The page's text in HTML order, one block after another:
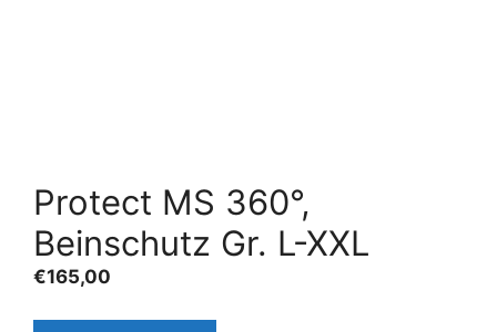
Protect MS 360°,
Beinschutz Gr. L-XXL
€165,00